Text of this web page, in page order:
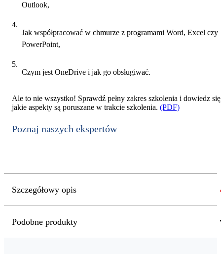
Outlook,
Jak współpracować w chmurze z programami Word, Excel czy
PowerPoint,
Czym jest OneDrive i jak go obsługiwać.
Ale to nie wszystko! Sprawdź pełny zakres szkolenia i dowiedz
jakie aspekty są poruszane w trakcie szkolenia. (PDF)
Poznaj naszych ekspertów
Szczegółowy opis
Podobne produkty